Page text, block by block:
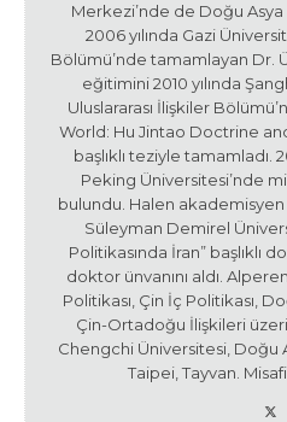
Merkezi’nde de Doğu Asya
2006 yılında Gazi
Bölümü’nde tamamlayan Dr.
eğitimini 2010 yılında
Uluslararası İlişkiler
World: Hu Jintao Doctrine
başlıklı teziyle tamamladı.
Peking Üniversitesi’nde
bulundu. Halen
Süleyman Demirel
Politikasında İran” başlıklı
doktor ünvanını aldı.
Politikası, Çin İç Politikası,
Çin-Ortadoğu İlişkileri
Chengchi Üniversitesi, Doğu
Taipei, Tayvan.